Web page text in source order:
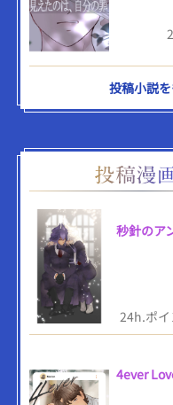
投稿小説
秒針のア
24h.ポ
4ever